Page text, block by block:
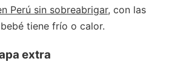
Perú sin sobreabrigar, con las
tiene frío o calor.
extra